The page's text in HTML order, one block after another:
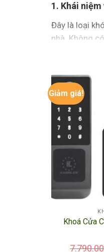
1. Khái
Đây là loại
nhà. Không
Thứ nhất là 1
Thứ 2 là một
thẻ, vân tay
3. Khóa
Khóa cửa vân
Xác nhận
Khóa có
đơn giản mà
Giảm giá!
Khoá Cửa